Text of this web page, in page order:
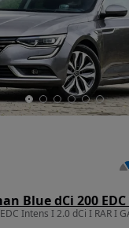
Blue dCi 200 EDC